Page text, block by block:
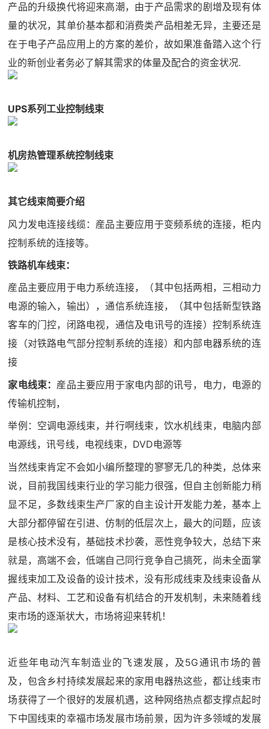
产品的升级换代将迎来高潮，由于产品需求的剧增及现有体
量的状况，其单价基本都和消费类产品相差无异，主要还是
在于电子产品应用上的方案的差价，故如果准备踏入这个行
业的新创业者务必了解其需求的体量及配合的资金状况.
UPS系列工业控制线束
机房热管理系统控制线束
其它线束简要介绍
风力发电连接线缆：産品主要应用于变频系统的连接，柜内
控制系统的连接等。
铁路机车线束：
産品主要应用于电力系统连接，（其中包括两相，三相动力
电源的输入，输出），通信系统连接，（其中包括新型铁路
客车的门控，闭路电视，通信及电讯号的连接）控制系统连
接（对铁路电气部分控制系统的连接）和内部电器系统的连
接
家电线束： 産品主要应用于家电内部的讯号，电力，电源的
传输机控制，
举例：空调电源线束，并行啊线束，饮水机线束，电脑内部
电源线，讯号线，电视线束，DVD电源等
当然线束肯定不会如小编所整理的寥寥无几的种类，总体来
说，目前我国线束行业的学习能力很强，但自主创新能力稍
显不足，多数线束生产厂家的自主设计开发能力差，基本上
大部分都停留在引进、仿制的低层次上，最大的问题，应该
是核心技术没有，基础技术抄袭，恶性竞争较大，总结下来
就是，高端不会，低端自己同行竞争自己搞死，尚未全面掌
握线束加工及设备的设计技术，没有形成线束及线束设备从
产品、材料、工艺和设备有机结合的开发机制，未来随着线
束市场的逐渐状大，市场将迎来转机！
近些年电动汽车制造业的飞速发展，及5G通讯市场的普
及，包含乡村持续发展起来的家用电器热这些，都让线束市
场获得了一个很好的发展机遇，这种网络热点都支撑点起时
下中国线束的幸福市场发展市场前景，因为许多领域的发展